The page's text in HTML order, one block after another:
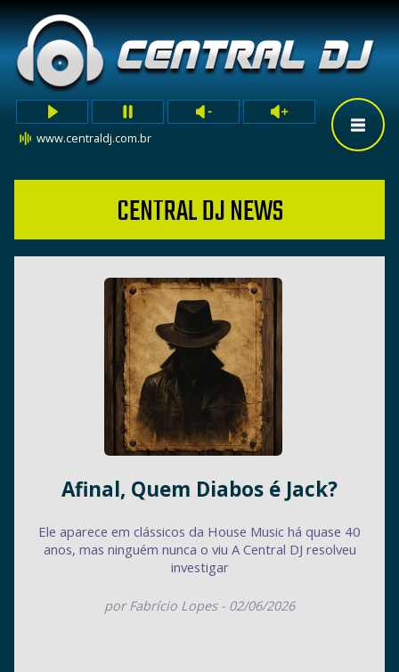
www.centraldj.com.br
CENTRAL DJ NEWS
Afinal, Quem Diabos é Jack?
Ele aparece em clássicos da House Music há quase 40
anos, mas ninguém nunca o viu A Central DJ resolveu
investigar
por Fabrício Lopes - 02/06/2026